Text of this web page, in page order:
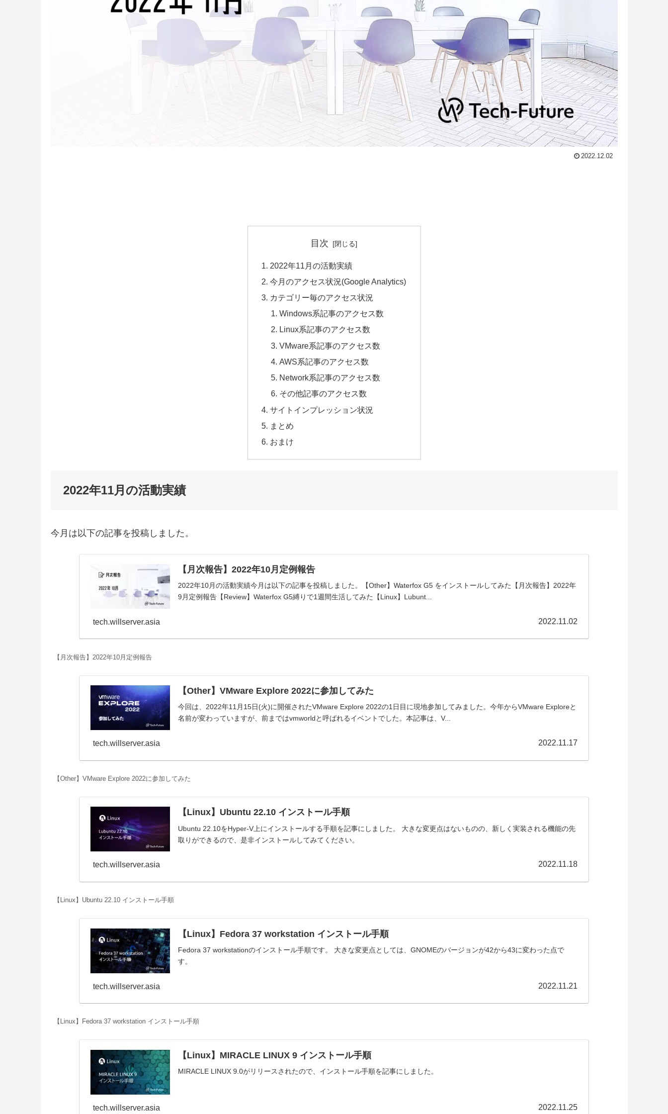
2022.12.02
目次
2022年11月の活動実績
今月のアクセス状況(Google Analytics)
カテゴリー毎のアクセス状況
Windows系記事のアクセス数
Linux系記事のアクセス数
VMware系記事のアクセス数
AWS系記事のアクセス数
Network系記事のアクセス数
その他記事のアクセス数
サイトインプレッション状況
まとめ
おまけ
2022年11月の活動実績
今月は以下の記事を投稿しました。
【月次報告】2022年10月定例報告
2022年10月の活動実績今月は以下の記事を投稿しました。【Other】Waterfox G5 をインストールしてみた【月次報告】2022年
9月定例報告【Review】Waterfox G5縛りで1週間生活してみた【Linux】Lubunt...
tech.willserver.asia 2022.11.02
【月次報告】2022年10月定例報告
【Other】VMware Explore 2022に参加してみた
今回は、2022年11月15日(火)に開催されたVMware Explore 2022の1日目に現地参加してみました。今年からVMware Exploreと
名前が変わっていますが、前まではvmworldと呼ばれるイベントでした。本記事は、V...
tech.willserver.asia 2022.11.17
【Other】VMware Explore 2022に参加してみた
【Linux】Ubuntu 22.10 インストール手順
Ubuntu 22.10をHyper-V上にインストールする手順を記事にしました。 大きな変更点はないものの、新しく実装される機能の先
取りができるので、是非インストールしてみてください。
tech.willserver.asia 2022.11.18
【Linux】Ubuntu 22.10 インストール手順
【Linux】Fedora 37 workstation インストール手順
Fedora 37 workstationのインストール手順です。 大きな変更点としては、GNOMEのバージョンが42から43に変わった点で
す。
tech.willserver.asia 2022.11.21
【Linux】Fedora 37 workstation インストール手順
【Linux】MIRACLE LINUX 9 インストール手順
MIRACLE LINUX 9.0がリリースされたので、インストール手順を記事にしました。
tech.willserver.asia 2022.11.25